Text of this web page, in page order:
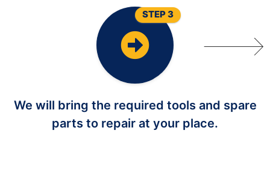
We will bring the required tools and spare
parts to repair at your place.
STEP 3